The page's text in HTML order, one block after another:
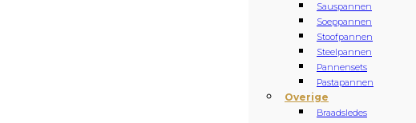
Sauspannen
Soeppannen
Stoofpannen
Steelpannen
Pannensets
Pastapannen
Overige
Braadsledes